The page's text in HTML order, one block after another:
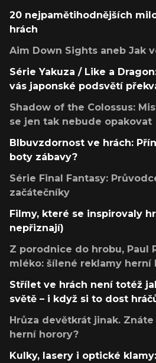
20 nejpamětihodnějších
hrách
Aim Down Sights aneb Jak
Série Yakuza / Like a
vás japonské podsvětí
Shadow of the Colossus:
se jen tak nebude opakovat
Blbuvzdornost ve hrách:
boty zábavy?
Série Final Fantasy:
začátečníky
Filmy, které se inspirovaly
nepřiznají)
Z porodnice do hrobu, Paul
mléko: šílené reklamy herní
Střílet ve hrách není totéž
světě – i když si to dost
Hrůza devětkrát jinak.
herní horory?
Kulky, lasery i optické